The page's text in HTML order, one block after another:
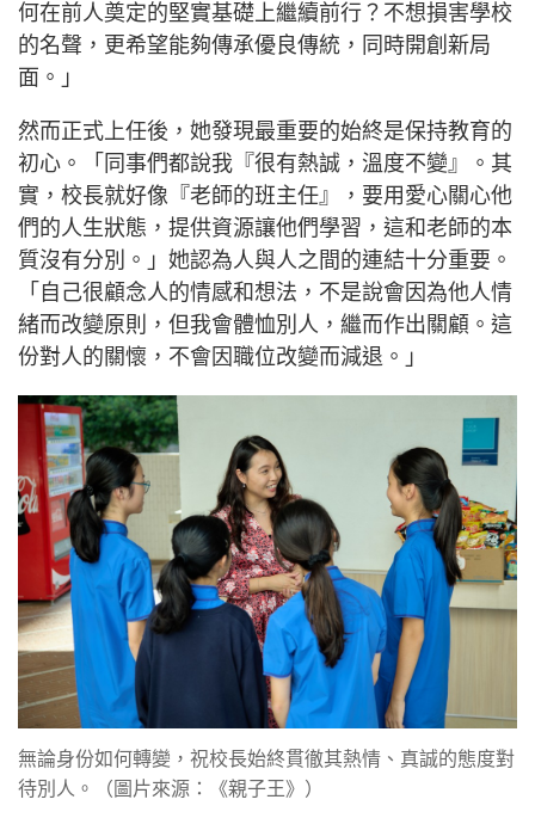
何在前人奠定的堅實基礎上繼續前行？不想損害學校
的名聲，更希望能夠傳承優良傳統，同時開創新局
面。」
然而正式上任後，她發現最重要的始終是保持教育的
初心。「同事們都說我『很有熱誠，溫度不變』。其
實，校長就好像『老師的班主任』，要用愛心關心他
們的人生狀態，提供資源讓他們學習，這和老師的本
質沒有分別。」她認為人與人之間的連結十分重要。
「自己很顧念人的情感和想法，不是說會因為他人情
緒而改變原則，但我會體恤別人，繼而作出關顧。這
份對人的關懷，不會因職位改變而減退。」
無論身份如何轉變，祝校長始終貫徹其熱情、真誠的態度對
待別人。（圖片來源：《親子王》）